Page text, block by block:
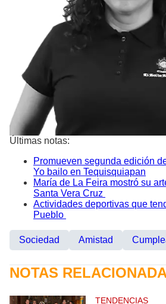
Últimas notas:
Promueven segunda edición
Yo bailo en Tequisquiapan
María de La Feira mostró su
Santa Vera Cruz
Actividades deportivas que
Pueblo
Sociedad Amistad
NOTAS
TENDENCIAS